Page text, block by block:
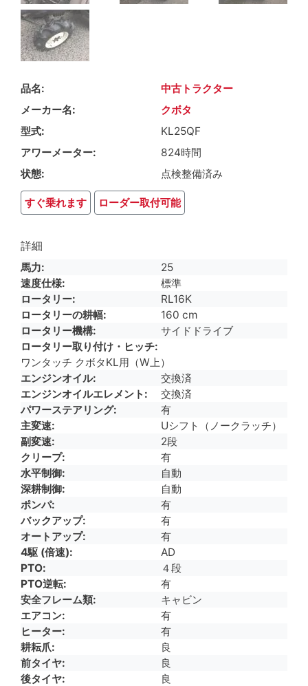
品名
中古トラクター
メーカー名
クボタ
型式
KL25QF
アワーメーター
824時間
状態
点検整備済み
すぐ乗れます ローダー取付可能
詳細
馬力
25
速度仕様
標準
ロータリー
RL16K
ロータリーの耕幅
160 cm
ロータリー機構
サイドドライブ
ロータリー取り付け・ヒッチ
ワンタッチ クボタKL用（W上）
エンジンオイル
交換済
エンジンオイルエレメント
交換済
パワーステアリング
有
主変速
Uシフト（ノークラッチ）
副変速
2段
クリープ
有
水平制御
自動
深耕制御
自動
ポンパ
有
バックアップ
有
オートアップ
有
4駆 (倍速)
AD
PTO
４段
PTO逆転
有
安全フレーム類
キャビン
エアコン
有
ヒーター
有
耕耘爪
良
前タイヤ
良
後タイヤ
良